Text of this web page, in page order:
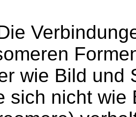
wie Bild und
sich nicht wie